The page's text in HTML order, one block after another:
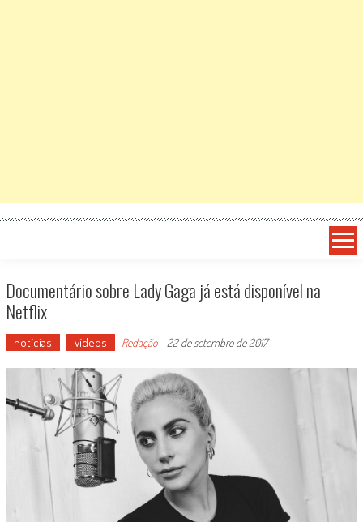
Documentário sobre Lady Gaga já está disponível na
Netflix
notícias vídeos Redação- 22 de setembro de 2017